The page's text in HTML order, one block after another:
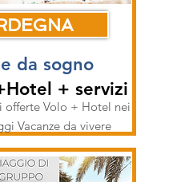
da sogno
+ servizi
offerte Volo + Hotel nei
Vacanze da vivere